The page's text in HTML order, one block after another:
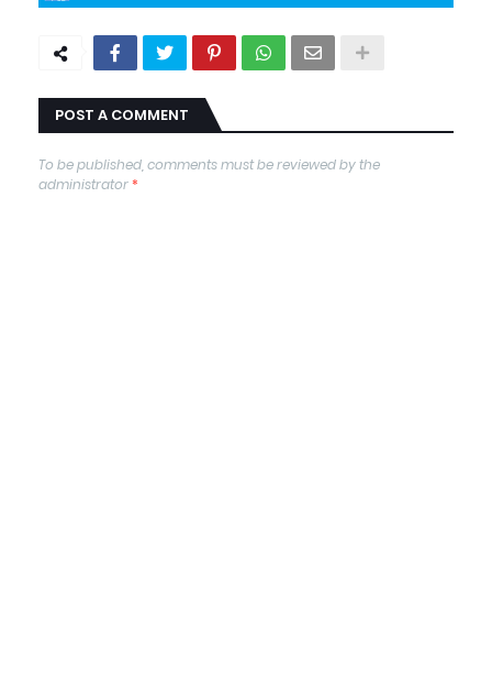
POST A COMMENT
To be published, comments must be reviewed by the
administrator*